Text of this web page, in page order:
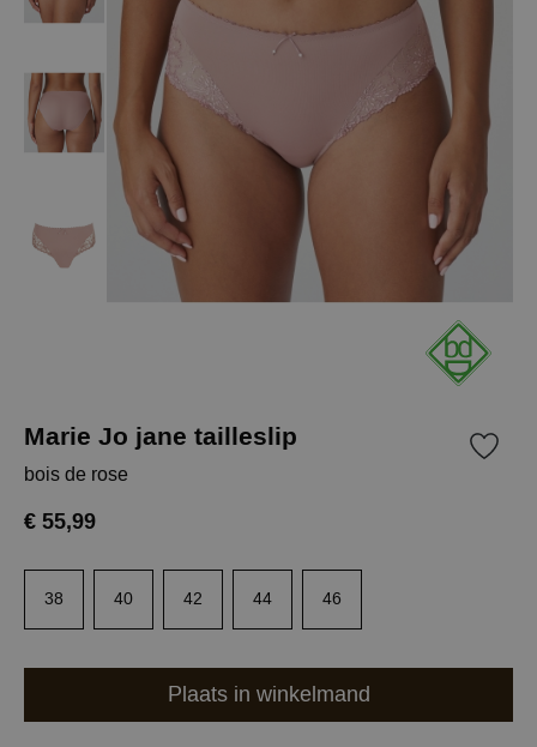
Marie Jo jane tailleslip
bois de rose
€ 55,99
38 40 42 44 46
Plaats in winkelmand